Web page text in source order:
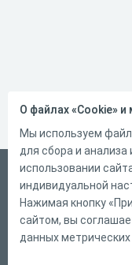
Русский
Справка
Форма
О файлах «Cookie»
Мы используем
для сбора и
использовании
индивидуальной
Нажимая кнопку
сайтом, вы
данных метрических